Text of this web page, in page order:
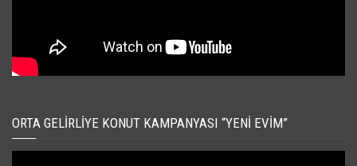
ORTA GELIRLIYE KONUT KAMPANYASI “YENI EVIM”